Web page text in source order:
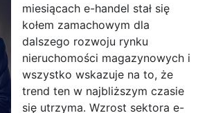
miesiącach e-handel stał się
kołem zamachowym dla
dalszego rozwoju rynku
nieruchomości magazynowych i
wszystko wskazuje na to, że
trend ten w najbliższym czasie
się utrzyma. Wzrost sektora e-